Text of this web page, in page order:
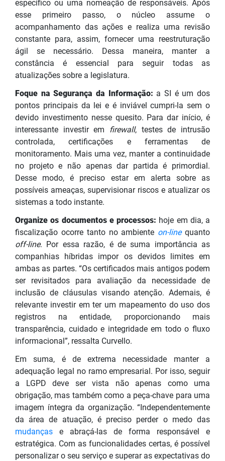
específico ou uma nomeação de responsáveis. Após
esse primeiro passo, o núcleo assume o
acompanhamento das ações e realiza uma revisão
constante para, assim, fornecer uma reestruturação
ágil se necessário. Dessa maneira, manter a
constância é essencial para seguir todas as
atualizações sobre a legislatura.
Foque na Segurança da Informação: a SI é um dos
pontos principais da lei e é inviável cumpri-la sem o
devido investimento nesse quesito. Para dar início, é
interessante investir em
firewall, testes de intrusão
controlada, certificações e ferramentas de
monitoramento. Mais uma vez, manter a continuidade
no projeto e não apenas dar partida é primordial.
Desse modo, é preciso estar em alerta sobre as
possíveis ameaças, supervisionar riscos e atualizar os
sistemas a todo instante.
Organize os documentos e processos: hoje em dia, a
fiscalização ocorre tanto no ambiente on-linequanto
off-line. Por essa razão, é de suma importância as
companhias híbridas impor os devidos limites em
ambas as partes. “Os certificados mais antigos podem
ser revisitados para avaliação da necessidade de
inclusão de cláusulas visando atenção. Ademais, é
relevante investir em ter um mapeamento do uso dos
registros na entidade, proporcionando mais
transparência, cuidado e integridade em todo o fluxo
informacional”, ressalta Curvello.
Em suma, é de extrema necessidade manter a
adequação legal no ramo empresarial. Por isso, seguir
a LGPD deve ser vista não apenas como uma
obrigação, mas também como a peça-chave para uma
imagem íntegra da organização. “Independentemente
da área de atuação, é preciso perder o medo das
mudanças e abraçá-las de forma responsável e
estratégica. Com as funcionalidades certas, é possível
personalizar o seu serviço e superar as expectativas do